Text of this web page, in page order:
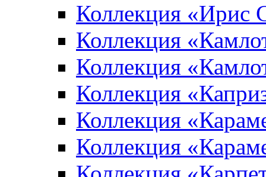
Коллекция «Ирис
Коллекция
Коллекция
Коллекция
Коллекция
Коллекция